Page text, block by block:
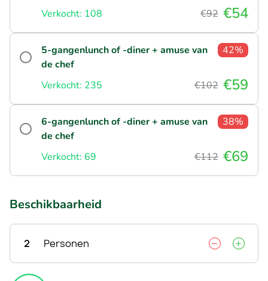
Verkocht: 108 €92 €54
5-gangenlunch of -diner + amuse van
de chef
42%
Verkocht: 235 €102 €59
6-gangenlunch of -diner + amuse van
de chef
38%
Verkocht: 69 €112 €69
Beschikbaarheid
2 Personen